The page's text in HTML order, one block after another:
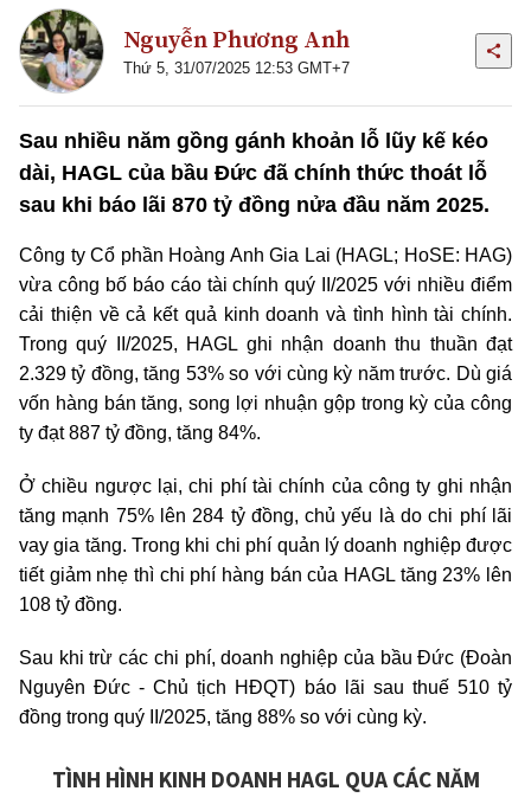
Nguyễn Phương Anh
Thứ 5, 31/07/2025 12:53 GMT+7
Sau nhiều năm gồng gánh khoản lỗ lũy kế kéo
dài, HAGL của bầu Đức đã chính thức thoát lỗ
sau khi báo lãi 870 tỷ đồng nửa đầu năm 2025.
Công ty Cổ phần Hoàng Anh Gia Lai (HAGL; HoSE: HAG)
vừa công bố báo cáo tài chính quý II/2025 với nhiều điểm
cải thiện về cả kết quả kinh doanh và tình hình tài chính.
Trong quý II/2025, HAGL ghi nhận doanh thu thuần đạt
2.329 tỷ đồng, tăng 53% so với cùng kỳ năm trước. Dù giá
vốn hàng bán tăng, song lợi nhuận gộp trong kỳ của công
ty đạt 887 tỷ đồng, tăng 84%.
Ở chiều ngược lại, chi phí tài chính của công ty ghi nhận
tăng mạnh 75% lên 284 tỷ đồng, chủ yếu là do chi phí lãi
vay gia tăng. Trong khi chi phí quản lý doanh nghiệp được
tiết giảm nhẹ thì chi phí hàng bán của HAGL tăng 23% lên
108 tỷ đồng.
Sau khi trừ các chi phí, doanh nghiệp của bầu Đức (Đoàn
Nguyên Đức - Chủ tịch HĐQT) báo lãi sau thuế 510 tỷ
đồng trong quý II/2025, tăng 88% so với cùng kỳ.